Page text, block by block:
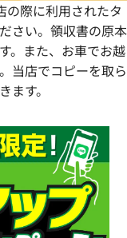
の際に利用されたタ
さい。領収書の原本
。また、お車でお越
当店でコピーを取ら
す。